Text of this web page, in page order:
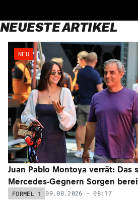
NEUESTE ARTIKEL
NEU
Juan Pablo Montoya verrät: Das
Mercedes-Gegnern Sorgen
FORMEL 1 09.08.2026 - 08:17